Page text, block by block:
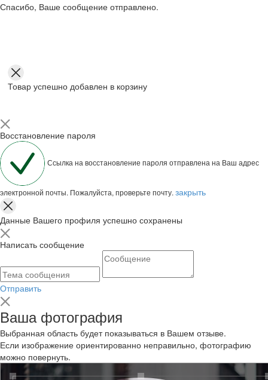
Спасибо, Ваше сообщение отправлено.
Товар успешно добавлен в корзину
Восстановление пароля
Ссылка на восстановление пароля отправлена на Ваш адрес
электронной почты. Пожалуйста, проверьте почту. закрыть
Данные Вашего профиля успешно сохранены
Написать сообщение
Отправить
Ваша фотография
Выбранная область будет показываться в Вашем отзыве.
Если изображение ориентированно неправильно, фотографию
можно повернуть.